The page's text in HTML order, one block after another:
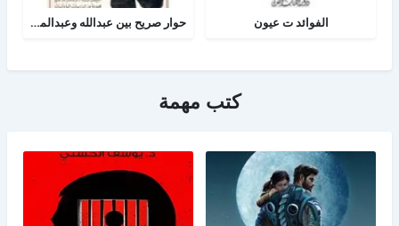
الفوائد ت عيون حوار صريح بين عبدالله وعبدالمسيح
كتب مهمة